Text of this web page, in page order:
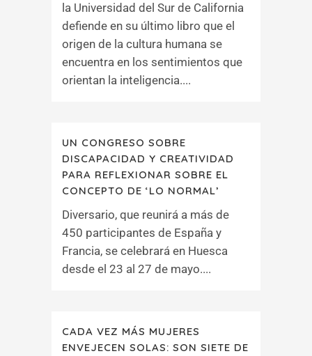
la Universidad del Sur de California
defiende en su último libro que el
origen de la cultura humana se
encuentra en los sentimientos que
orientan la inteligencia....
UN CONGRESO SOBRE
DISCAPACIDAD Y CREATIVIDAD
PARA REFLEXIONAR SOBRE EL
CONCEPTO DE ‘LO NORMAL’
Diversario, que reunirá a más de
450 participantes de España y
Francia, se celebrará en Huesca
desde el 23 al 27 de mayo....
CADA VEZ MÁS MUJERES
ENVEJECEN SOLAS: SON SIETE DE